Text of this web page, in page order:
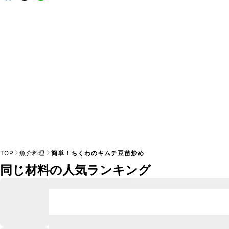
TOP 魚介料理 簡単！ちくわのキムチ豆苗炒め
同じ材料の人気ランキング